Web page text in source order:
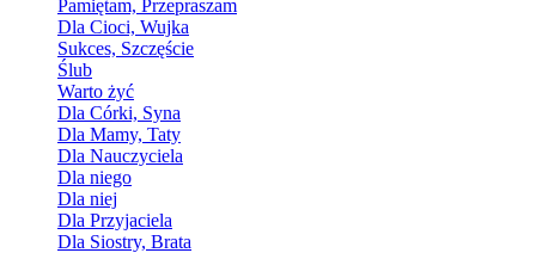
Pamiętam, Przepraszam
Dla Cioci, Wujka
Sukces, Szczęście
Ślub
Warto żyć
Dla Córki, Syna
Dla Mamy, Taty
Dla Nauczyciela
Dla niego
Dla niej
Dla Przyjaciela
Dla Siostry, Brata